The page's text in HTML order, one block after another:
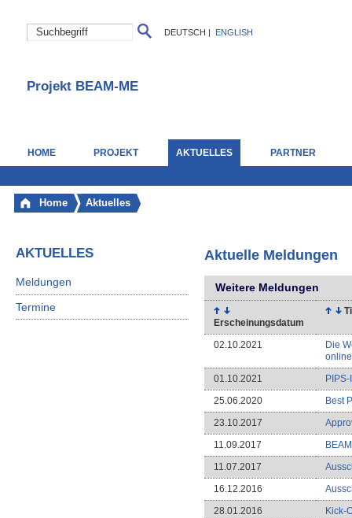
DEUTSCH | ENGLISH
Projekt BEAM-ME
HOME PROJEKT AKTUELLES PARTNER
Home Aktuelles
AKTUELLES
Meldungen
Termine
Aktuelle Meldungen
Weitere Meldungen
Erscheinungsdatum
02.10.2021
Die
01.10.2021
25.06.2020
Best
23.10.2017
11.09.2017
11.07.2017
16.12.2016
28.01.2016
Kick-